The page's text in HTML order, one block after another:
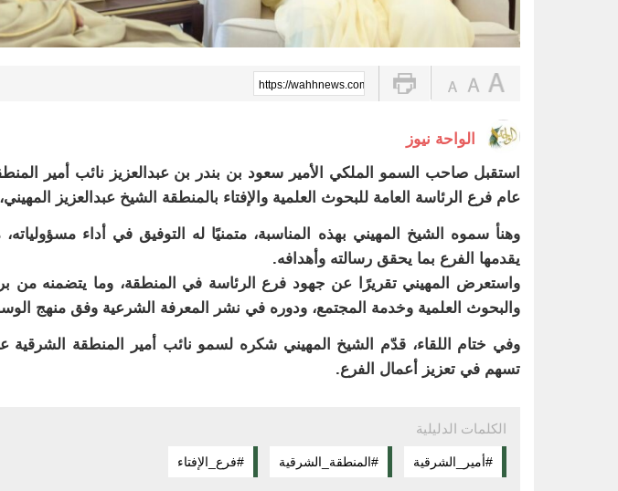
https://wahhnews.com/?p=84231
الواحة نيوز
استقبل صاحب السمو الملكي الأمير سعود بن بندر بن عبدالعزيز نائب أمير
عام فرع الرئاسة العامة للبحوث العلمية والإفتاء بالمنطقة الشيخ عبدالعزيز
وهنأ سموه الشيخ المهيني بهذه المناسبة، متمنيًا له التوفيق في أداء
يقدمها الفرع بما يحقق رسالته وأهدافه.
واستعرض المهيني تقريرًا عن جهود فرع الرئاسة في المنطقة، وما يتضمنه من
والبحوث العلمية وخدمة المجتمع، ودوره في نشر المعرفة الشرعية وفق منهج
وفي ختام اللقاء، قدّم الشيخ المهيني شكره لسمو نائب أمير المنطقة الشرقية
تسهم في تعزيز أعمال الفرع.
الكلمات الدليلية
#أمير_الشرقية #المنطقة_الشرقية #فرع_الإفتاء